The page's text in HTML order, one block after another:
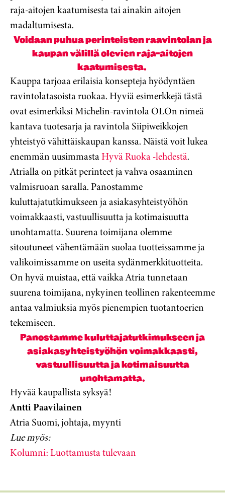
raja-aitojen kaatumisesta tai ainakin aitojen
madaltumisesta.
Voidaan puhua perinteisten raavintolan ja
kaupan välillä olevien raja-aitojen
kaatumisesta.
Kauppa tarjoaa erilaisia konsepteja hyödyntäen
ravintolatasoista ruokaa. Hyviä esimerkkejä tästä
ovat esimerkiksi Michelin-ravintola OLOn nimeä
kantava tuotesarja ja ravintola Siipiweikkojen
yhteistyö vähittäiskaupan kanssa. Näistä voit lukea
enemmän uusimmastaHyvä Ruoka -lehdestä.
Atrialla on pitkät perinteet ja vahva osaaminen
valmisruoan saralla. Panostamme
kuluttajatutkimukseen ja asiakasyhteistyöhön
voimakkaasti, vastuullisuutta ja kotimaisuutta
unohtamatta. Suurena toimijana olemme
sitoutuneet vähentämään suolaa tuotteissamme ja
valikoimissamme on useita sydänmerkkituotteita.
On hyvä muistaa, että vaikka Atria tunnetaan
suurena toimijana, nykyinen teollinen rakenteemme
antaa valmiuksia myös pienempien tuotantoerien
tekemiseen.
Panostamme kuluttajatutkimukseen ja
asiakasyhteistyöhön voimakkaasti,
vastuullisuutta ja kotimaisuutta
unohtamatta.
Hyvää kaupallista syksyä!
Antti Paavilainen
Atria Suomi, johtaja, myynti
Lue myös:
Kolumni: Luottamusta tulevaan